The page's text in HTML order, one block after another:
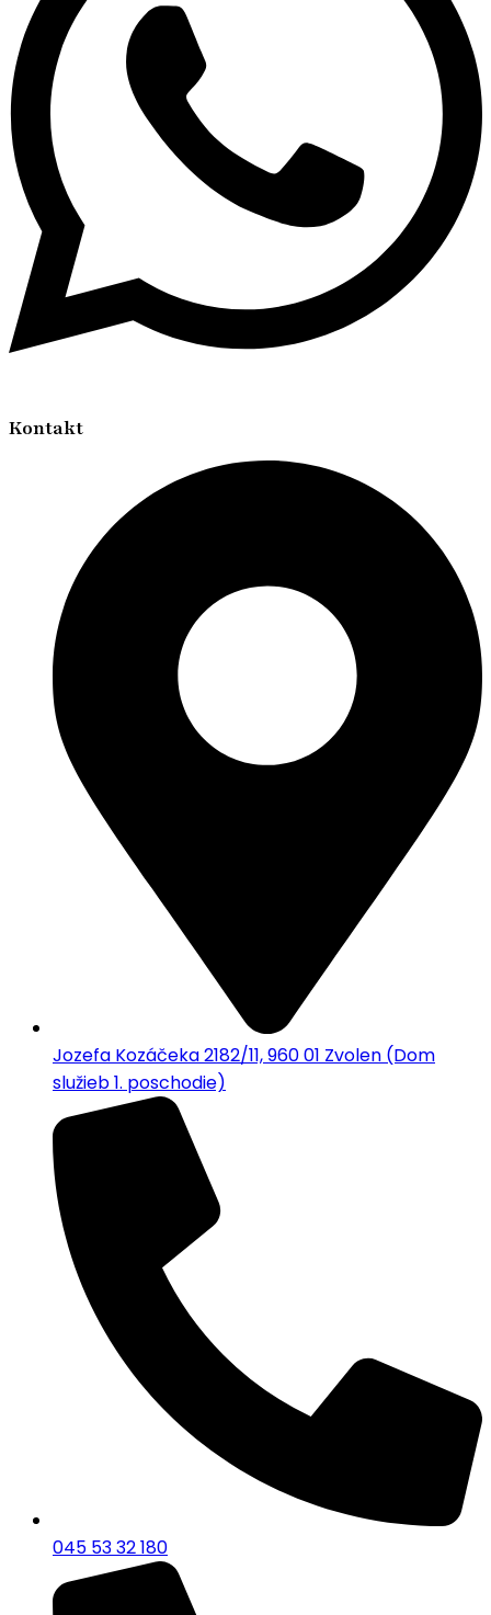
Kontakt
Jozefa Kozáčeka 2182/11, 960 01 Zvolen (Dom
služieb 1. poschodie)
045 53 32 180